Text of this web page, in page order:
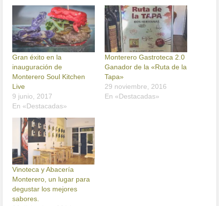
Gran éxito en la
inauguración de
Monterero Soul Kitchen
Live
9 junio, 2017
En «Destacadas»
Monterero Gastroteca 2.0
Ganador de la «Ruta de la
Tapa»
29 noviembre, 2016
En «Destacadas»
Vinoteca y Abacería
Monterero, un lugar para
degustar los mejores
sabores.